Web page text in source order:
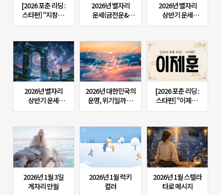
[2026 포춘 리딩 :
스타편] “지창욱,
산명학으로 보는
총정리｜연애·일·
재물, 인생 전환의
해”
2026년 별자리
운세(금전운&
비즈니스운)
2026년 별자리
상반기 운세
(연애운)
2026년 별자리
상반기 운세
(종합운)
2026년 대한민국의
운명, 위기일까 vs
기회일까
[2026 포춘 리딩 :
스타편] “이제훈,
2026년 나를
신년 운세”
2026년 1월 3일
게자리 만월
2026년 1월 럭키
컬러
2026년 1월 스텔라
타로 메시지